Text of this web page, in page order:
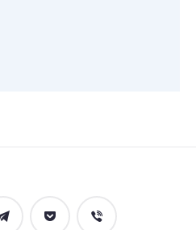
TelegramPocket Viber